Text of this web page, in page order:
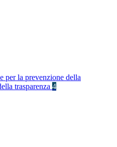
per la prevenzione della
trasparenza 4